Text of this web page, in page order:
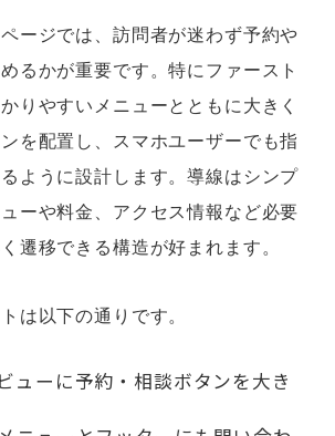
ージでは、訪問者が迷わず予約や
るかが重要です。特にファースト
りやすいメニューとともに大きく
を配置し、スマホユーザーでも指
ように設計します。導線はシンプ
ーや料金、アクセス情報など必要
遷移できる構造が好まれます。
は以下の通りです。
ューに予約・相談ボタンを大き